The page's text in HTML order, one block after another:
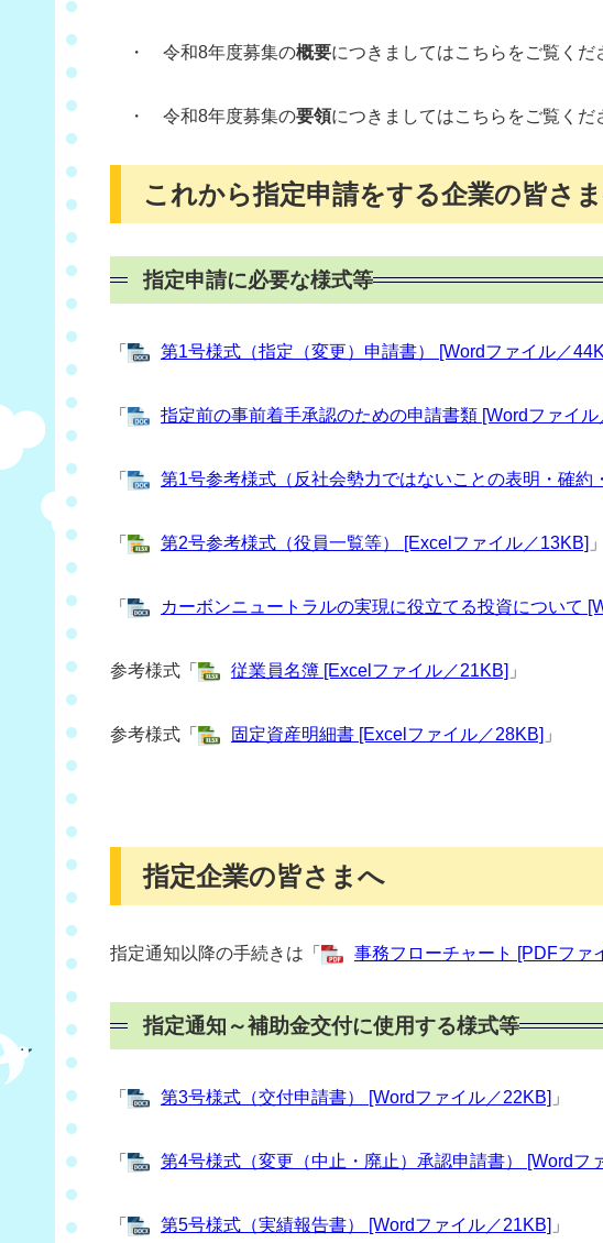
・ 令和8年度募集の概要につきましてはこちらをご覧くだ
・ 令和8年度募集の要領につきましてはこちらをご覧くだ
これから指定申請をする企業の皆さ
指定申請に必要な様式等
「 第1号様式（指定（変更）申請書） [Wordファイル／
「 指定前の事前着手承認のための申請書類 [Wordファイル
「 第1号参考様式（反社会勢力ではないことの表明・確約
「 第2号参考様式（役員一覧等） [Excelファイル／13KB] 」
「 カーボンニュートラルの実現に役立てる投資について
参考様式「 従業員名簿 [Excelファイル／21KB] 」
参考様式「 固定資産明細書 [Excelファイル／28KB] 」
指定企業の皆さまへ
指定通知以降の手続きは「 事務フローチャート [PDFファ
指定通知～補助金交付に使用する様式等
「 第3号様式（交付申請書） [Wordファイル／22KB] 」
「 第4号様式（変更（中止・廃止）承認申請書） [Wordフ
「 第5号様式（実績報告書） [Wordファイル／21KB] 」